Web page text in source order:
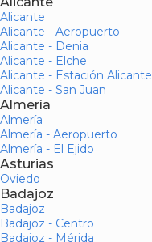
Alicante
Alicante - Aeropuerto
Alicante - Denia
Alicante - Elche
Alicante - Estación Alicante
Alicante - San Juan
Almería
Almería
Almería - Aeropuerto
Almería - El Ejido
Asturias
Oviedo
Badajoz
Badajoz
Badajoz - Centro
Badajoz - Mérida